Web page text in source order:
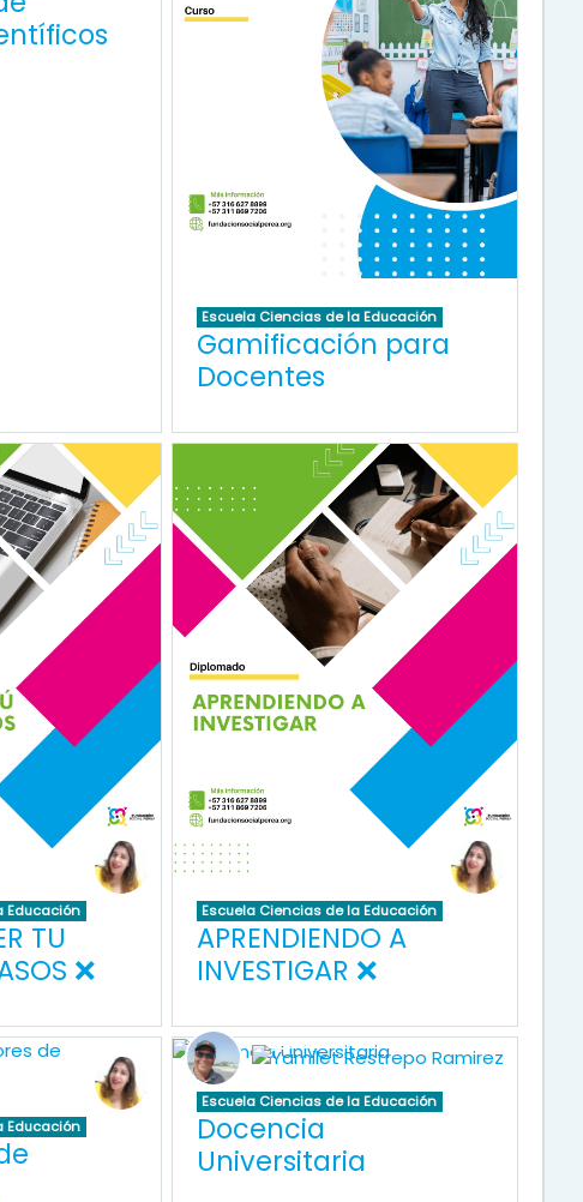
Escuela Ciencias de la Educación
Gamificación para
Docentes
Educación
TU
❌
Escuela Ciencias de la Educación
APRENDIENDO A
INVESTIGAR ❌
Educación
Escuela Ciencias de la Educación
Docencia
Universitaria